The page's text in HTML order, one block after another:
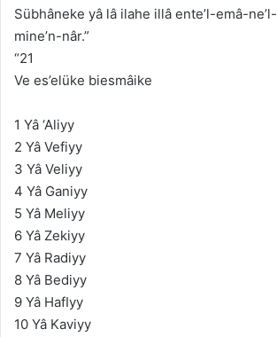
Sübhâneke yâ lâ ilahe illâ ente’l-emâ-
mine’n-nâr.”
“21
Ve es’elüke biesmâike
1 Yâ ‘Aliyy
2 Yâ Vefiyy
3 Yâ Veliyy
4 Yâ Ganiyy
5 Yâ Meliyy
6 Yâ Zekiyy
7 Yâ Radiyy
8 Yâ Bediyy
9 Yâ HafIyy
10 Yâ Kaviyy